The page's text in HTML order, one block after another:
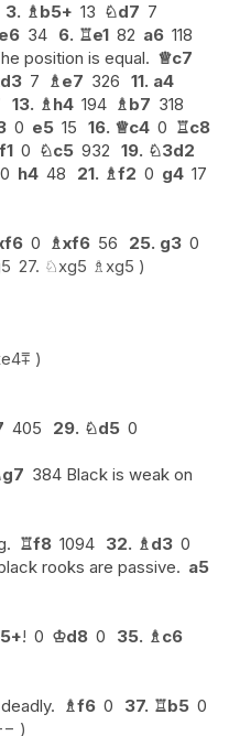
3. ♗b5+ 13 ♘d7 7
e6 34 6. ♖e1 82 a6 118
position is equal. ♕c7
7 ♗e7 326 11. a4
13. ♗h4 194 ♗b7 318
0 e5 15 16. ♕c4 0 ♖c8
f1 0 ♘c5 932 19. ♘3d2
0 h4 48 21. ♗f2 0 g4 17
0 ♗xf6 56 25. g3 0
27. ♘xg5 ♗xg5
⩱
405 29. ♘d5 0
g7 384 Black is weak on
♖f8 1094 32. ♗d3 0
rooks are passive. a5
! 0 ♔d8 0 35. ♗c6
♗f6 0 37. ♖b5 0